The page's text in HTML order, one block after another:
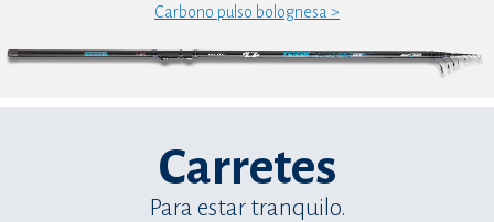
Carbono pulso bolognesa >
Carretes
Para estar tranquilo.